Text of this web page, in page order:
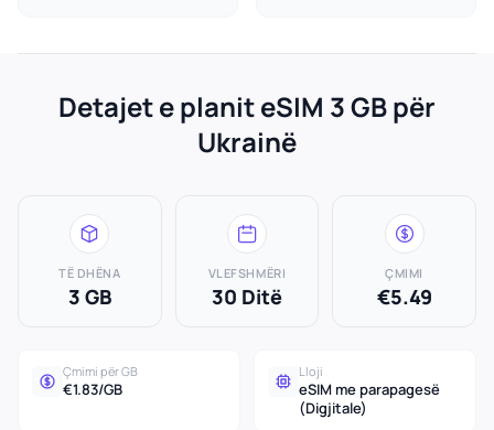
Detajet e planit eSIM 3 GB për
Ukrainë
TË DHËNA
3 GB
VLEFSHMËRI
30 Ditë
ÇMIMI
€5.49
Çmimi për GB
€1.83/GB
Lloji
eSIM me parapagesë
(Digjitale)